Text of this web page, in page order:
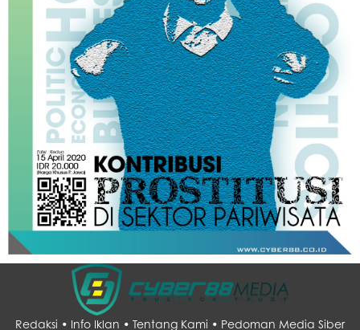
Redaksi • Info Iklan • Tentang Kami • Pedoman Media Siber